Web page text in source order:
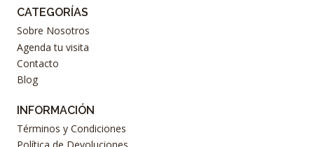
CATEGORÍAS
Sobre Nosotros
Agenda tu visita
Contacto
Blog
INFORMACIÓN
Términos y Condiciones